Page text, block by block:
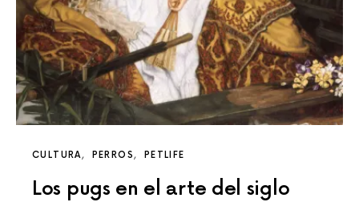
CULTURA PERROS PETLIFE
Los pugs en el arte del siglo